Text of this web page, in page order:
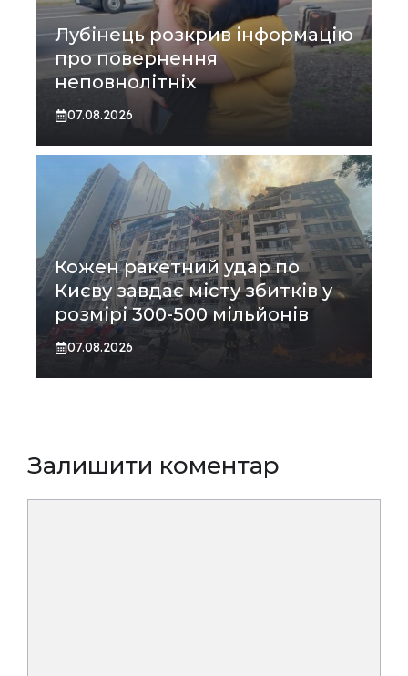
Лубінець розкрив інформацію
про повернення
неповнолітніх
07.08.2026
Кожен ракетний удар по
Києву завдає місту збитків у
розмірі 300-500 мільйонів
07.08.2026
Залишити коментар